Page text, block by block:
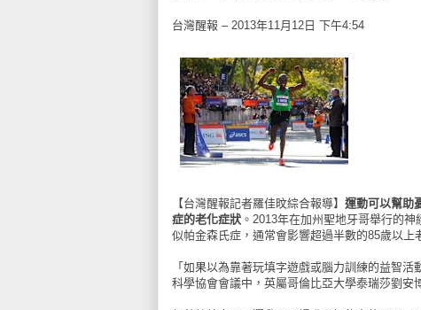
台灣醒報 – 2013年11月12日 下午4:54
【台灣醒報記者羅佳旼綜合報導】 運動可以幫助
症的老化症狀 。2013年在加州聖地牙哥舉行的
似帕金森氏症，通常會影響超過半數的85歲以上
「如果以為靠著玩填字遊戲或腦力訓練的益智
科學協會會議中，英屬哥倫比亞大學泰瑞莎劉安